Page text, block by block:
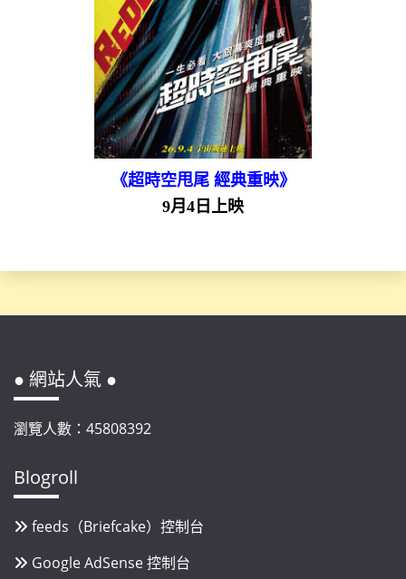
《超時空甩尾 經典重映》
9月4日上映
● 網站人氣 ●
瀏覽人數：45808392
Blogroll
feeds（Briefcake）控制台
Google AdSense 控制台